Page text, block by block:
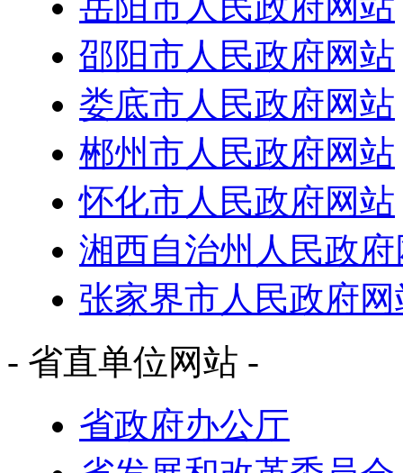
邵阳市人民政府网站
娄底市人民政府网站
郴州市人民政府网站
怀化市人民政府网站
湘西自治州人民政
张家界市人民政府网
- 省直单位网站 -
省政府办公厅